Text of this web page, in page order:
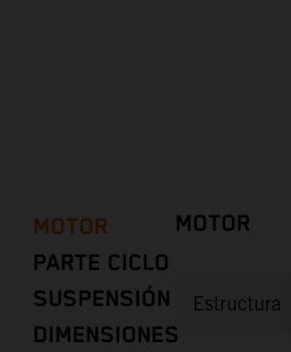
MOTOR
PARTE CICLO
SUSPENSIÓN
DIMENSIONES
MOTOR
Estructura